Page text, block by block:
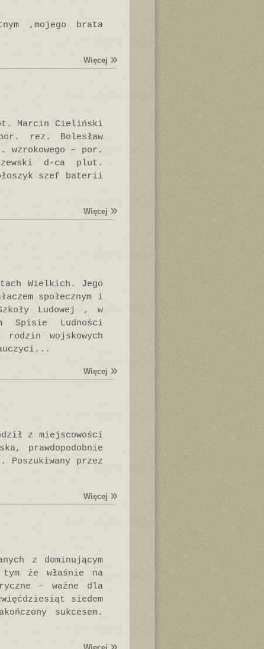
,mojego brata
Więcej
Marcin Cieliński
rez. Bolesław
– por.
d-ca plut.
szef baterii
Więcej
Wielkich. Jego
społecznym i
Ludowej , w
Spisie Ludności
wojskowych
Więcej
z miejscowości
prawdopodobnie
Poszukiwany przez
Więcej
z dominującym
że właśnie na
– ważne dla
siedem
sukcesem.
Więcej